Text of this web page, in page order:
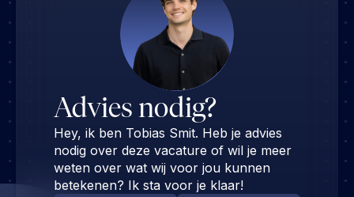
Advies nodig?
Hey, ik ben Tobias Smit. Heb je advies
nodig over deze vacature of wil je meer
weten over wat wij voor jou kunnen
betekenen? Ik sta voor je klaar!